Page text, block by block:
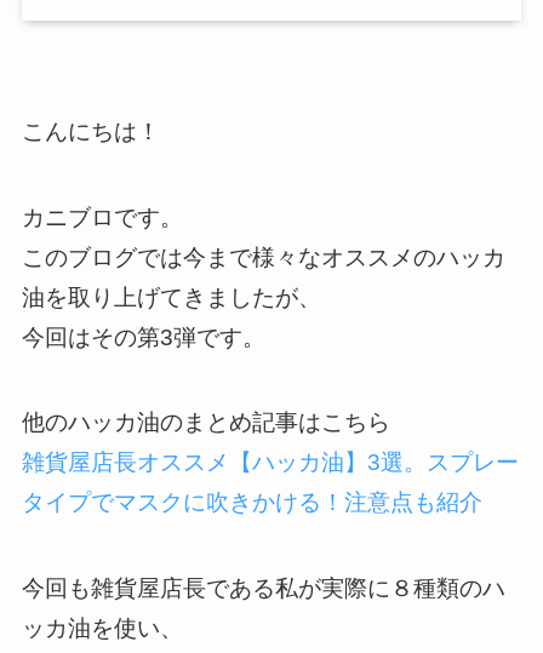
こんにちは！
カニブロです。
このブログでは今まで様々なオススメのハッカ
油を取り上げてきましたが、
今回はその第3弾です。
他のハッカ油のまとめ記事はこちら
雑貨屋店長オススメ【ハッカ油】3選。スプレー
タイプでマスクに吹きかける！注意点も紹介
今回も雑貨屋店長である私が実際に８種類のハ
ッカ油を使い、